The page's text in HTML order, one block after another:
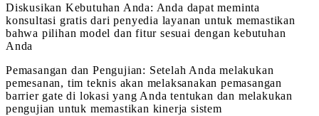
Diskusikan Kebutuhan Anda: Anda dapat meminta
konsultasi gratis dari penyedia layanan untuk memastikan
bahwa pilihan model dan fitur sesuai dengan kebutuhan
Anda
Pemasangan dan Pengujian: Setelah Anda melakukan
pemesanan, tim teknis akan melaksanakan pemasangan
barrier gate di lokasi yang Anda tentukan dan melakukan
pengujian untuk memastikan kinerja sistem